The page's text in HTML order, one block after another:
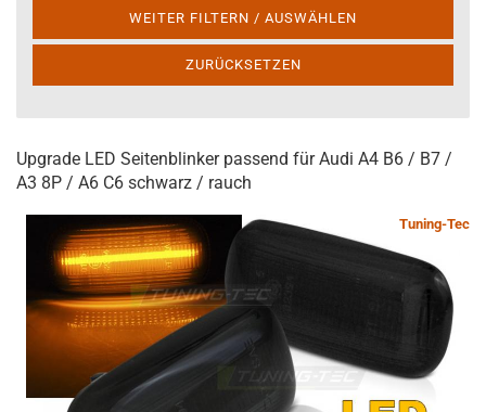
WEITER FILTERN / AUSWÄHLEN
ZURÜCKSETZEN
Upgrade LED Seitenblinker passend für Audi A4 B6 / B7 /
A3 8P / A6 C6 schwarz / rauch
Tuning-Tec